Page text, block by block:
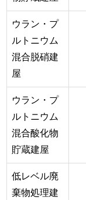
ウラン・プ
ルトニウム
混合脱硝建
屋
ウラン・プ
ルトニウム
混合酸化物
貯蔵建屋
低レベル廃
棄物処理建